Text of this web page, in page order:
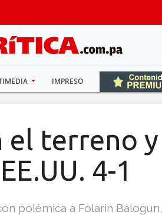
IMPRESO
el terreno y
4-1
polémica a Folarin Balogun,